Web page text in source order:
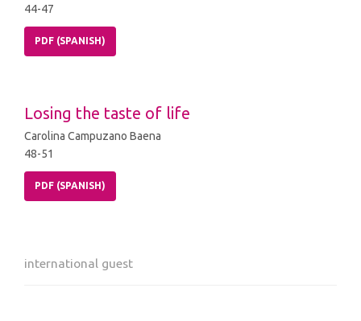
44-47
PDF (SPANISH)
Losing the taste of life
Carolina Campuzano Baena
48-51
PDF (SPANISH)
international guest